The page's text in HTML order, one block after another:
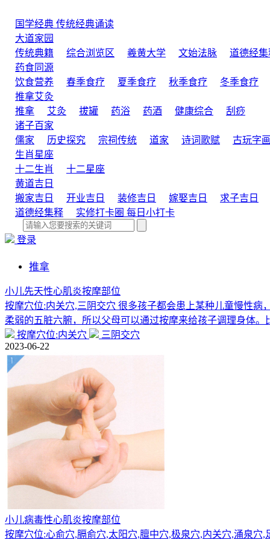
国学经典 传统经典诵读
大道家园
传统典籍
综合浏览区 羲黄大学 文始法脉
道德经集
药食同源
饮食营养
春季食疗 夏季食疗 秋季食疗
冬季食疗
推拿艾灸
推拿
艾灸 拔罐 药浴 药酒 健康综合
刮痧
诸子百家
儒家
历史探究 宗祠传统 道家 诗词歌赋
古玩字
生肖星座
十二生肖
十二星座
黄道吉日
搬家吉日
开业吉日 装修吉日 嫁娶吉日
求子吉日
道德经集释
实修打卡圈 每日小打卡
登录
推拿
小儿先天性心肌炎按摩部位
按摩穴位:内关穴,三阴交穴 很多孩子都会患上某种儿童慢性
柔弱的五脏六腑，所以父母可以通过按摩来给孩子调理身体。
按摩穴位:内关穴
三阴交穴
2023-06-22
小儿病毒性心肌炎按摩部位
按摩穴位:心俞穴,膈俞穴,太阳穴,膻中穴,极泉穴,内关穴,涌泉